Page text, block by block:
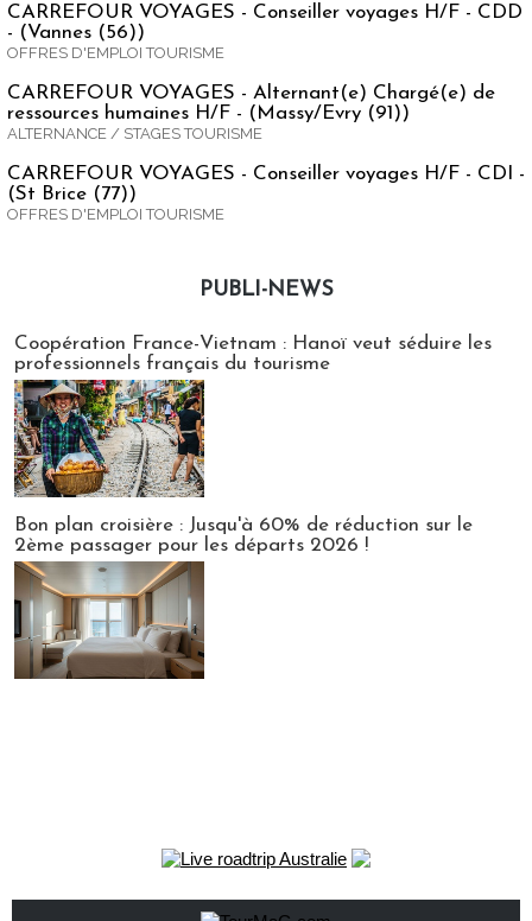
CARREFOUR VOYAGES - Conseiller voyages H/F - CDD
- (Vannes (56))
OFFRES D'EMPLOI TOURISME
CARREFOUR VOYAGES - Alternant(e) Chargé(e) de
ressources humaines H/F - (Massy/Evry (91))
ALTERNANCE / STAGES TOURISME
CARREFOUR VOYAGES - Conseiller voyages H/F - CDI -
(St Brice (77))
OFFRES D'EMPLOI TOURISME
PUBLI-NEWS
Coopération France-Vietnam : Hanoï veut séduire les
professionnels français du tourisme
Bon plan croisière : Jusqu'à 60% de réduction sur le
2ème passager pour les départs 2026 !